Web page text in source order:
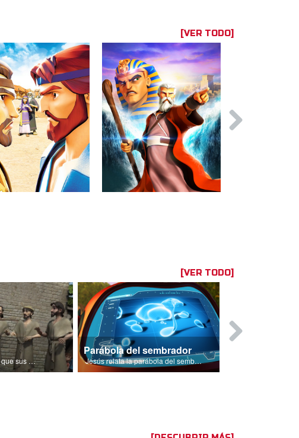
[VER TODO]
[VER TODO]
Los amigos de Job dicen que sus problemas se deben a su pecado.
Parábola del sembrador
Jesús relata la parábola del sembrador.